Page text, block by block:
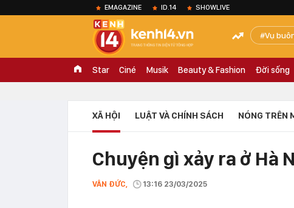
EMAGAZINE ID.14 SHOWLIVE
Vụ
Star Ciné Musik Beauty & Fashion Đời sống
XÃ HỘI LUẬT VÀ CHÍNH SÁCH NÓNG TRÊN
Chuyện gì xảy ra ở Hà
VÂN ĐỨC, 13:16 23/03/2025